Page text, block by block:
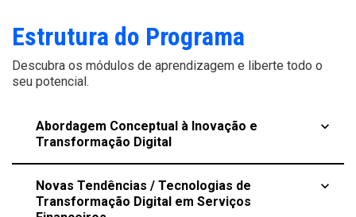
Estrutura do Programa
Descubra os módulos de aprendizagem e liberte todo o
seu potencial.
keyboard_arrow_up
Abordagem Conceptual à Inovação e
Transformação Digital
keyboard_arrow_up
Novas Tendências / Tecnologias de
Transformação Digital em Serviços